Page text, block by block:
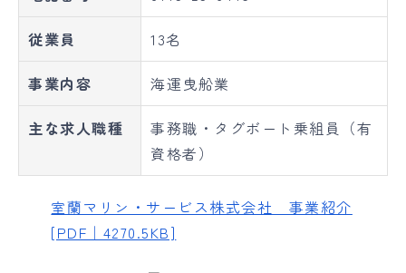
従業員 13名
事業内容 海運曳船業
主な求人職種
事務職・タグボート乗組員（有
資格者）
室蘭マリン・サービス株式会社 事業紹介
[PDF｜4270.5KB]